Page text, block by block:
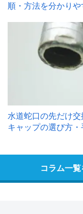
順・方法を分かりや
水道蛇口の先だけ
キャップの選び方・
コラム一覧